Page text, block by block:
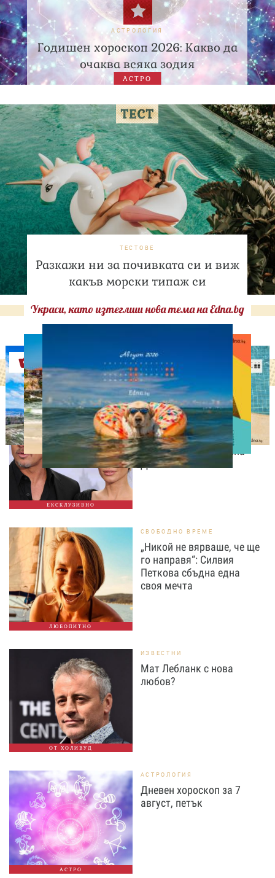
АСТРОЛОГИЯ
Годишен хороскоп 2026: Какво да
очаква всяка зодия
АСТРО
ТЕСТОВЕ
Разкажи ни за почивката си и виж
какъв морски типаж си
Украси, като изтеглиш нова тема на Edna.bg
Оферти
ЕКСКЛУЗИВНО
ИЗВЕСТНИ
Нов удар в битката: Брад
Пит поиска достъп до
тайните на Анджелина
Джоли
ЛЮБОПИТНО
СВОБОДНО ВРЕМЕ
„Никой не вярваше, че ще
го направя“: Силвия
Петкова сбъдна една
своя мечта
ОТ ХОЛИВУД
ИЗВЕСТНИ
Мат Лебланк с нова
любов?
АСТРО
АСТРОЛОГИЯ
Дневен хороскоп за 7
август, петък